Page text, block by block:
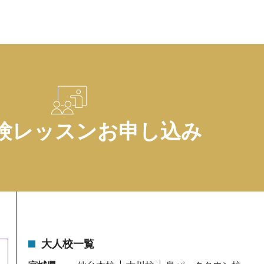
レッスンお申し込み
大人校一覧